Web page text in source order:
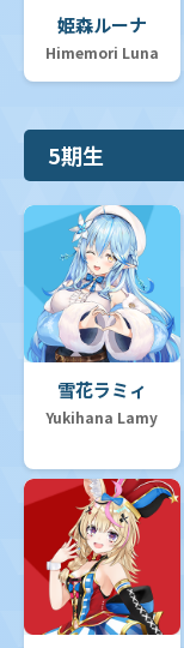
姫森ルーナ
Himemori Luna
5期生
雪花ラミィ
Yukihana Lamy